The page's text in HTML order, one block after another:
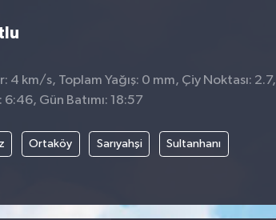
4 km/s, Toplam Yağış: 0 mm, Çiy Noktası: 2.7,
Gün Batımı: 18:57
Ortaköy Sarıyahşi Sultanhanı